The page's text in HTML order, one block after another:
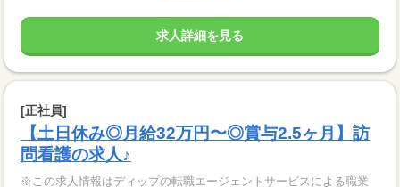
求人詳細を見る
[正社員]
【土日休み◎月給32万円〜◎賞与2.5ヶ月】訪
問看護の求人♪
※この求人情報はディップの転職エージェントサービスによる職業